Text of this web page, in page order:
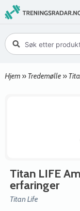
Hjem » Tredemølle »
Titan LIFE
erfaringer
Titan Life